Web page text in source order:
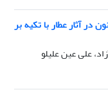
در آثار عطار با تکیه بر
علی عین علیلو